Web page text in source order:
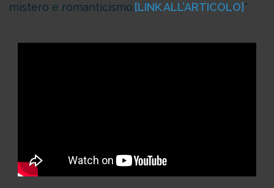
mistero e romanticismo.[LINK ALL’ARTICOLO]